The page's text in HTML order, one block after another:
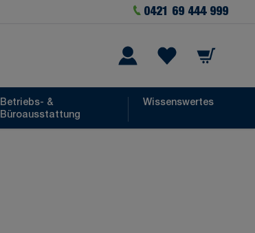
0421 69 444 999
Warenkorb
Betriebs- &
Büroausstattung
Wissenswertes